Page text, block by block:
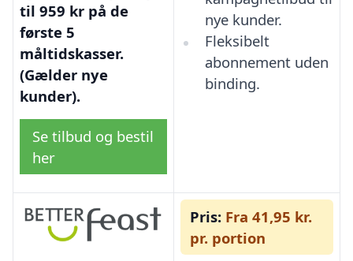
til 959 kr på de
første 5
måltidskasser.
(Gælder nye
kunder).
Se tilbud og bestil
her
nye kunder.
Fleksibelt
abonnement uden
binding.
Pris: Fra 41,95 kr.
pr. portion